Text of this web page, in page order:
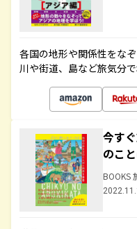
各国の地形や関係性をな
川や街道、島など旅気分
今す
のこ
BOOKS